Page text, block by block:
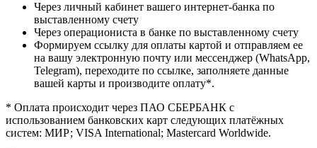
Через личный кабинет вашего интернет-банка по
выставленному счету
Через операциониста в банке по выставленному счету
Формируем ссылку для оплаты картой и отправляем ее
на вашу электронную почту или мессенджер (WhatsApp,
Telegram), переходите по ссылке, заполняете данные
вашей карты и производите оплату*.
* Оплата происходит через ПАО СБЕРБАНК с
использованием банковских карт следующих платёжных
систем: МИР; VISA International; Mastercard Worldwide.